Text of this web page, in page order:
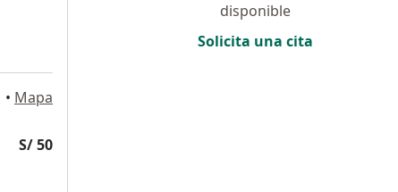
• Mapa
S/ 50
disponible
Solicita una cita